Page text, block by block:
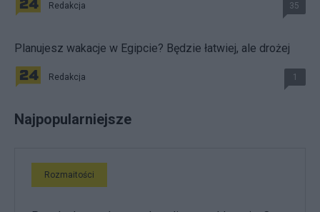
Redakcja 35
Planujesz wakacje w Egipcie? Będzie łatwiej, ale drożej
Redakcja 1
Najpopularniejsze
Rozmaitości